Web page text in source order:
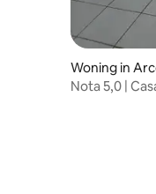
Woning in
Nota 5,0 |